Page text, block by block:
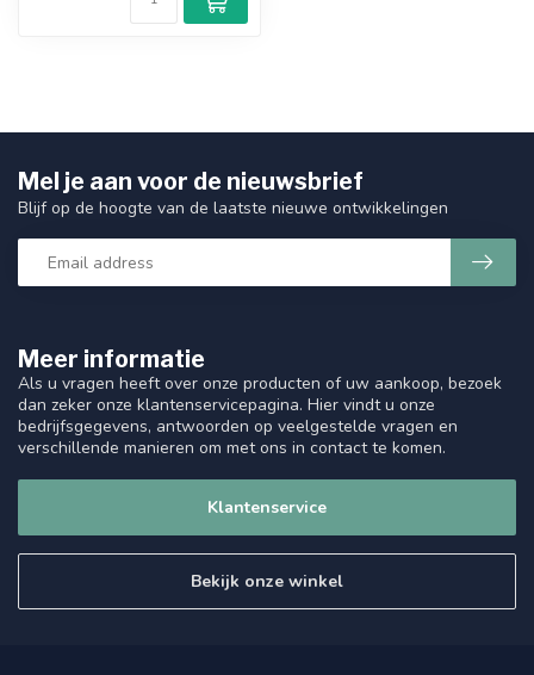
Meer informatie
Als u vragen heeft over onze producten of uw aankoop, bezoek
dan zeker onze klantenservicepagina. Hier vindt u onze
bedrijfsgegevens, antwoorden op veelgestelde vragen en
verschillende manieren om met ons in contact te komen.
Klantenservice
Bekijk onze winkel
Mel je aan voor de nieuwsbrief
Blijf op de hoogte van de laatste nieuwe ontwikkelingen